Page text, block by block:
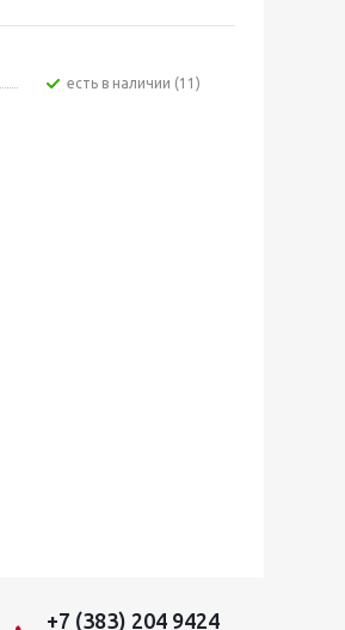
Есть в наличии (11)
+7 (383) 204 9424